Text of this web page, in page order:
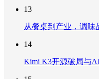
13
从餐桌到产业，调味
14
Kimi K3开源破局与